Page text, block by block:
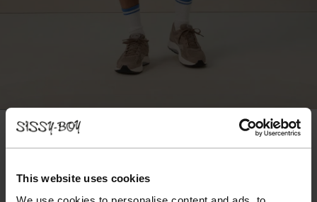
This website uses cookies
lichtblauwe chambray overhemd